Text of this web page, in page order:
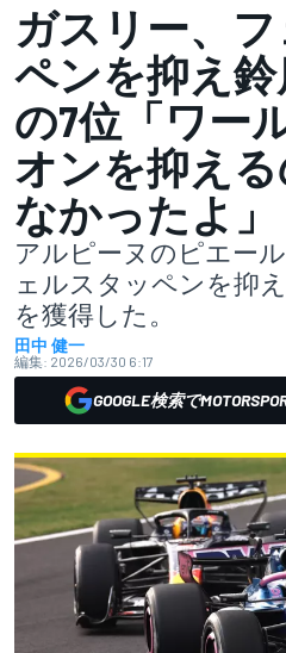
ガスリー、
ペンを抑え
の7位「ワー
オンを抑え
なかったよ」
アルピーヌのピエー
ェルスタッペンを抑
を獲得した。
田中 健一
編集: 2026/03/30 6:17
GOOGLE検索で